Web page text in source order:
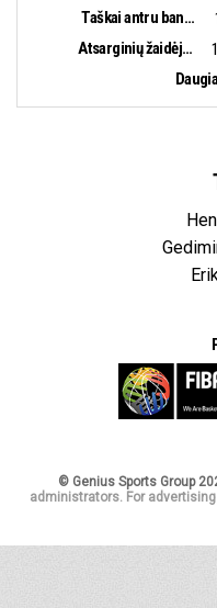
Taškai antru bandymu:
Atsarginių žaidėjų taškai:
© Genius Sports Group
administrators. For